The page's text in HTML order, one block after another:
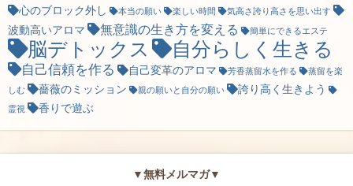
心のブロック外し 本当の願い 楽しい時間 気高さ誇り高さを思い出す
波動高いアロマ 無意識の生き方を変える 簡単にできるエステ
脳デトックス 自分らしく生きる
自己信頼を作る 自己変革のアロマ 芳香蒸留水を作る
蒸留を楽
しむ
薔薇のミッション 親の願いと自分の願い 誇り高く生きよう
霊視 香りで遊ぶ
▼無料メルマガ▼